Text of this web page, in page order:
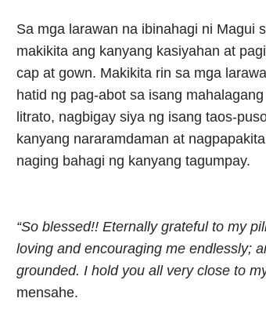
Sa mga larawan na ibinahagi ni Magui
makikita ang kanyang kasiyahan at
cap at gown. Makikita rin sa mga
hatid ng pag-abot sa isang
litrato, nagbigay siya ng isang taos-
kanyang nararamdaman at
naging bahagi ng kanyang tagumpay.
“So blessed!! Eternally grateful to my
loving and encouraging me endlessly;
grounded. I hold you all very close to
mensahe.